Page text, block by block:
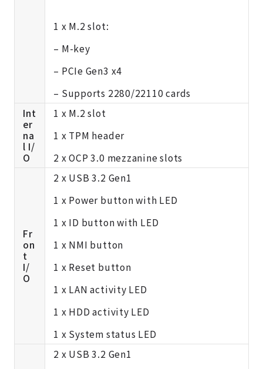
1 x M.2 slot:
– M-key
– PCIe Gen3 x4
– Supports 2280/22110 cards
Int
er
na
l I/
O
1 x M.2 slot
1 x TPM header
2 x OCP 3.0 mezzanine slots
Fr
on
t
I/
O
2 x USB 3.2 Gen1
1 x Power button with LED
1 x ID button with LED
1 x NMI button
1 x Reset button
1 x LAN activity LED
1 x HDD activity LED
1 x System status LED
2 x USB 3.2 Gen1